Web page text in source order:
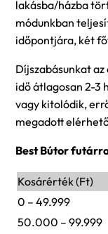
lakásba/házba
módunkban
időpontjára, két
Díjszabásunkat
idő átlagosan 2-3
vagy kitolódik,
megadott
Best Bútor
Kosárérték (Ft)
0 – 49.999
50.000 – 99.999